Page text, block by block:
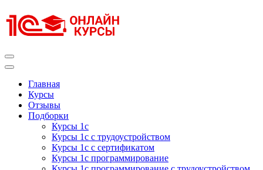
к
содержимому
Главная
Курсы
Отзывы
Подборки
Курсы 1с
Курсы 1с с трудоустройством
Курсы 1с с сертификатом
Курсы 1с программирование